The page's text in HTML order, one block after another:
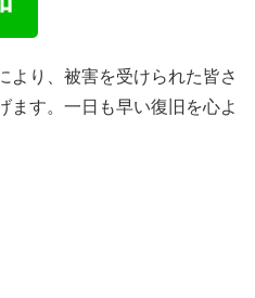
より、被害を受けられた皆さ
ます。一日も早い復旧を心よ